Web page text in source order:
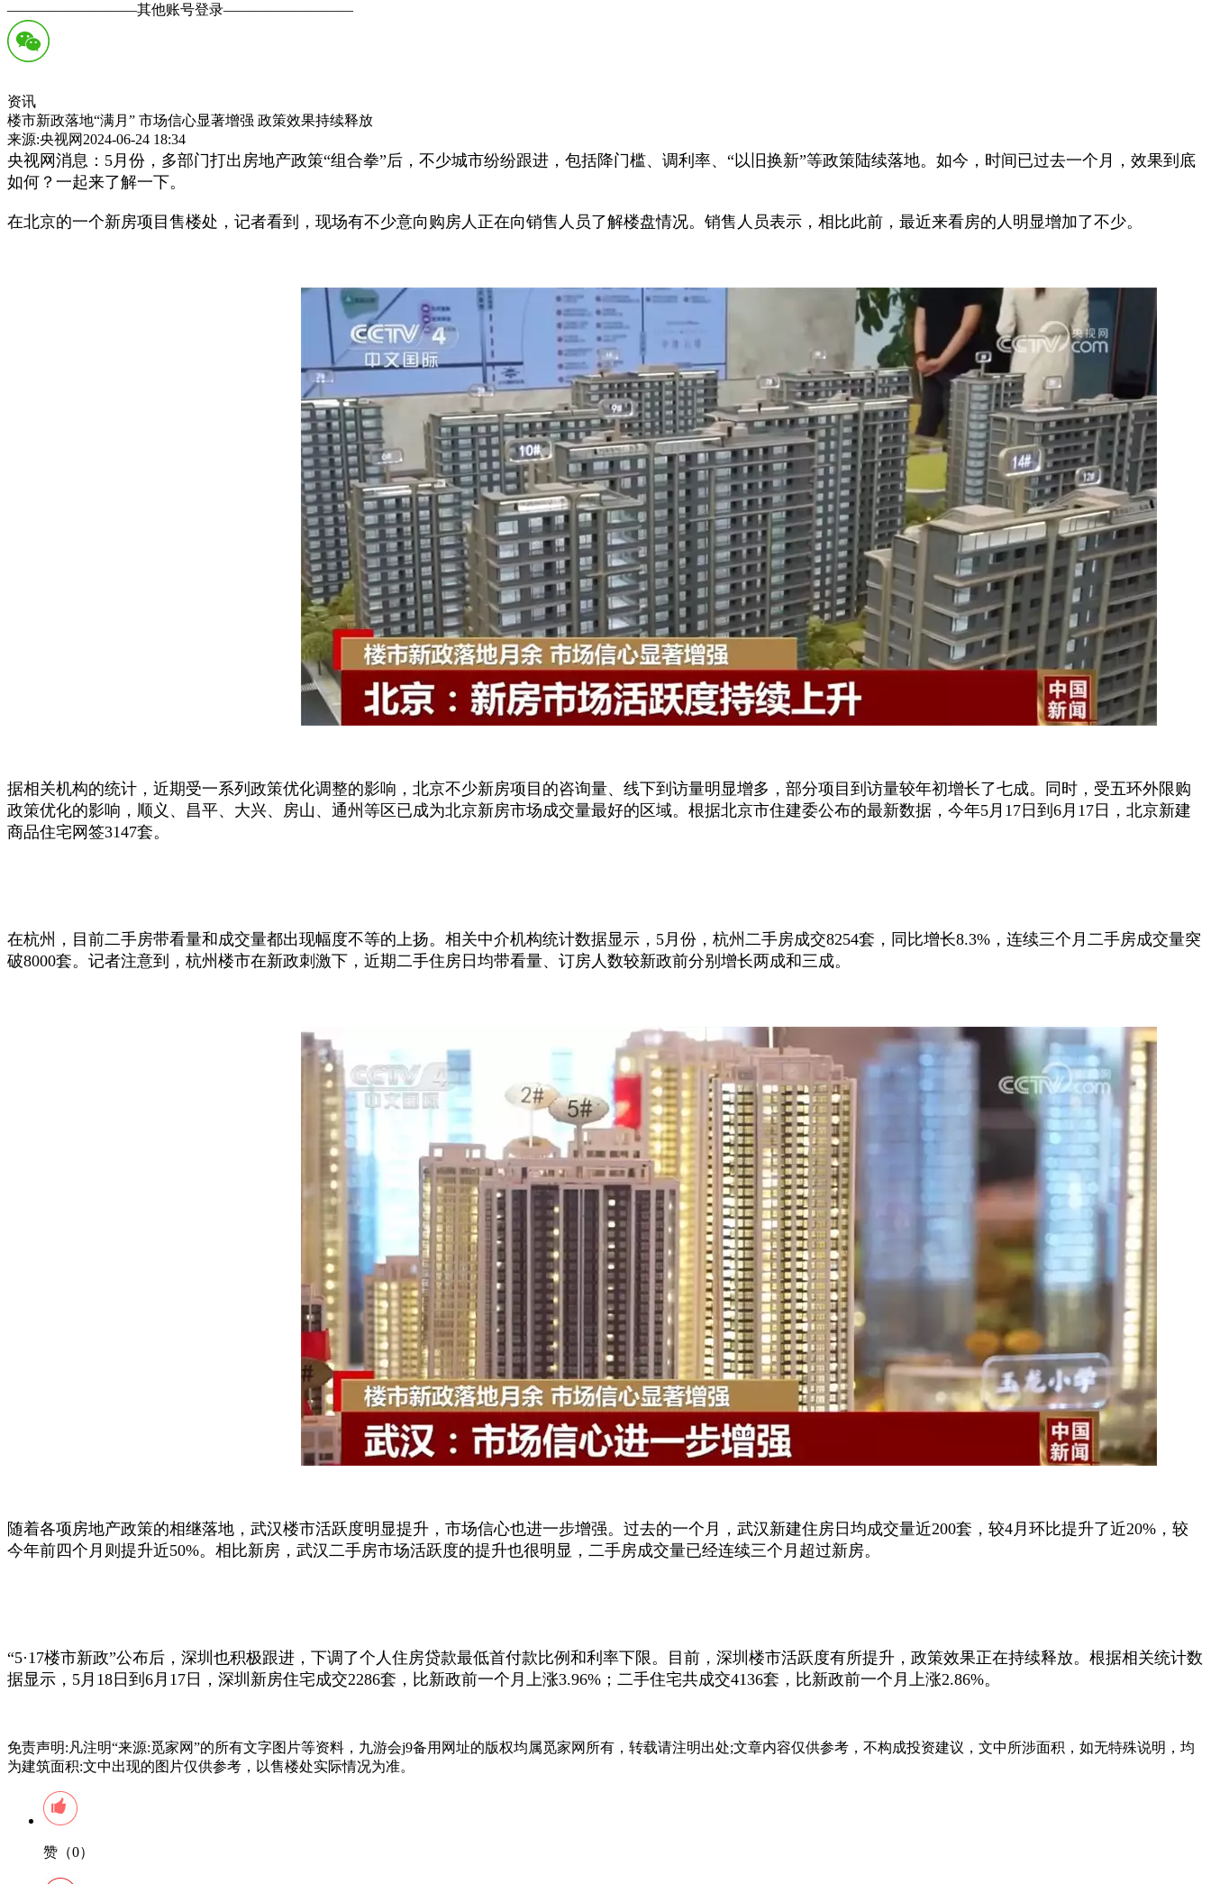
—————————其他账号登录—————————
资讯
楼市新政落地“满月” 市场信心显著增强 政策效果持续释放
来源:央视网2024-06-24 18:34
央视网消息：5月份，多部门打出房地产政策“组合拳”后，不少城市纷纷跟进，包括降门槛、调利率、“以旧换新”等政策陆续落地。如今，时间已过去一个月，效果到底
如何？一起来了解一下。
在北京的一个新房项目售楼处，记者看到，现场有不少意向购房人正在向销售人员了解楼盘情况。销售人员表示，相比此前，最近来看房的人明显增加了不少。
据相关机构的统计，近期受一系列政策优化调整的影响，北京不少新房项目的咨询量、线下到访量明显增多，部分项目到访量较年初增长了七成。同时，受五环外限购
政策优化的影响，顺义、昌平、大兴、房山、通州等区已成为北京新房市场成交量最好的区域。根据北京市住建委公布的最新数据，今年5月17日到6月17日，北京新建
商品住宅网签3147套。
在杭州，目前二手房带看量和成交量都出现幅度不等的上扬。相关中介机构统计数据显示，5月份，杭州二手房成交8254套，同比增长8.3%，连续三个月二手房成交量突
破8000套。记者注意到，杭州楼市在新政刺激下，近期二手住房日均带看量、订房人数较新政前分别增长两成和三成。
随着各项房地产政策的相继落地，武汉楼市活跃度明显提升，市场信心也进一步增强。过去的一个月，武汉新建住房日均成交量近200套，较4月环比提升了近20%，较
今年前四个月则提升近50%。相比新房，武汉二手房市场活跃度的提升也很明显，二手房成交量已经连续三个月超过新房。
“5·17楼市新政”公布后，深圳也积极跟进，下调了个人住房贷款最低首付款比例和利率下限。目前，深圳楼市活跃度有所提升，政策效果正在持续释放。根据相关统计数
据显示，5月18日到6月17日，深圳新房住宅成交2286套，比新政前一个月上涨3.96%；二手住宅共成交4136套，比新政前一个月上涨2.86%。
免责声明:凡注明“来源:觅家网”的所有文字图片等资料，九游会j9备用网址的版权均属觅家网所有，转载请注明出处;文章内容仅供参考，不构成投资建议，文中所涉面积，如无特殊说明，均
为建筑面积:文中出现的图片仅供参考，以售楼处实际情况为准。
赞（0）